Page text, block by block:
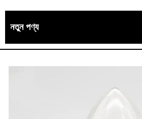
নতুন পণ্য